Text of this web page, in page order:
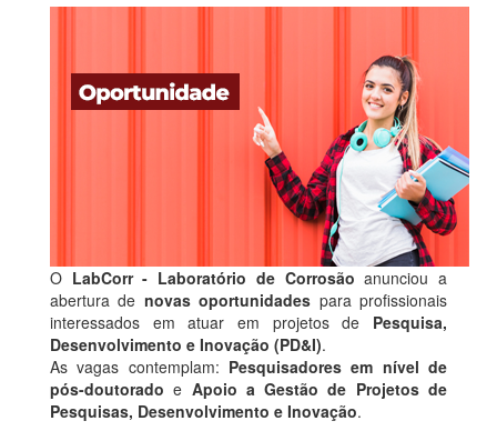
O LabCorr - Laboratório de Corrosão anunciou a
abertura de novas oportunidades para profissionais
interessados em atuar em projetos de Pesquisa,
Desenvolvimento e Inovação (PD&I).
As vagas contemplam: Pesquisadores em nível de
pós-doutorado e Apoio a Gestão de Projetos de
Pesquisas, Desenvolvimento e Inovação.